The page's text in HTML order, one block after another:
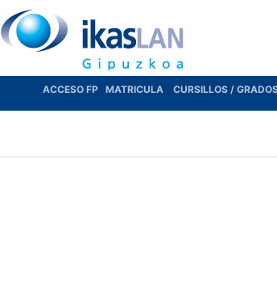
ACCESO FP MATRICULA CURSILLOS /